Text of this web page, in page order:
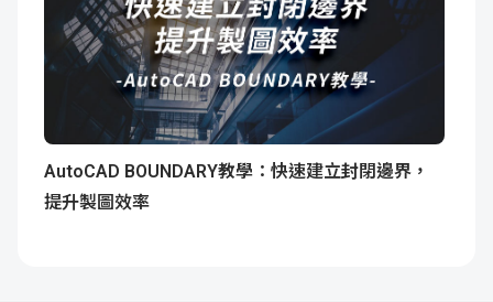
AutoCAD BOUNDARY教學：快速建立封閉邊界，
提升製圖效率